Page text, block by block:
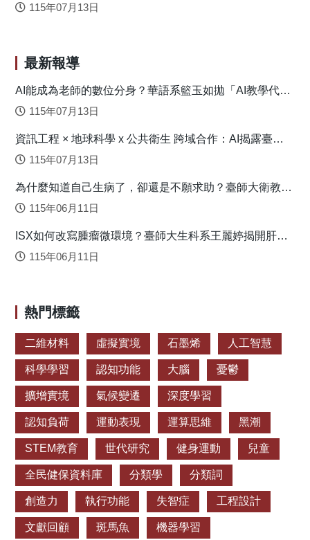
的是不定芽的無性繁殖傳播。琉球蘇鐵許多都分布於海邊或
口（臺東蘇鐵所生長的流域）以及奄美北邊的吐噶拉海峽
（圖1）。過去研究發現，黑潮只需要約兩週的時間就可以從
臺灣外海流至北琉球。因此研究團隊推論，蘇鐵不定芽可能
藉由黑潮路徑的推波助瀾，從東部外海直接被帶到較遠的北
因交流，造成如今看到的遺傳結構與分化程度。 從遺傳
上持續的基因交流與種內分化大於種間分化的模式，再加上
按照植物命名法規將臺東蘇鐵處理成琉球蘇鐵的同物異名。
原文出處：Chang J-T, Chao C-T, Nakamura K, Liu H-L, Luo
Contrasting Population Size Blur the Species Boundary in
Cycas Sect. Asiorientales, as Inferred From Morphology and
115年07月13日
最新報導
AI能成為老師的數位分身？華語系籃玉如拋「AI教學代理
人」新模式
115年07月13日
資訊工程 × 地球科學 x 公共衛生 跨域合作：AI揭露臺灣
心血管疾病高風險環境型態
115年07月13日
為什麼知道自己生病了，卻還是不願求助？臺師大衛教系
連盈如揭心理健康求助關鍵
115年06月11日
ISX如何改寫腫瘤微環境？臺師大生科系王麗婷揭開肝癌
免疫逃脫機制
115年06月11日
熱門標籤
二維材料 虛擬實境 石墨烯 人工智慧
科學學習 認知功能 大腦 憂鬱
擴增實境 氣候變遷 深度學習
認知負荷 運動表現 運算思維 黑潮
STEM教育 世代研究 健身運動 兒童
全民健保資料庫 分類學 分類詞
創造力 執行功能 失智症 工程設計
文獻回顧 斑馬魚 機器學習